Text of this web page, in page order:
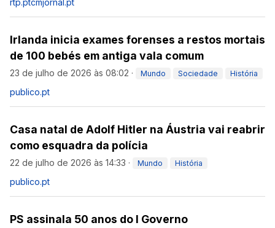
rtp.ptcmjornal.pt
Irlanda inicia exames forenses a restos mortais
de 100 bebés em antiga vala comum
23 de julho de 2026 às 08:02 · Mundo Sociedade História
publico.pt
Casa natal de Adolf Hitler na Áustria vai reabrir
como esquadra da polícia
22 de julho de 2026 às 14:33 · Mundo História
publico.pt
PS assinala 50 anos do I Governo